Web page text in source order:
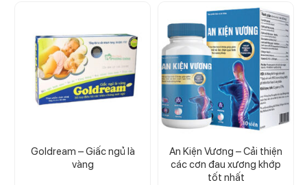
Goldream – Giấc ngủ là
vàng
An Kiện Vương – Cải thiện
các cơn đau xương khớp
tốt nhất